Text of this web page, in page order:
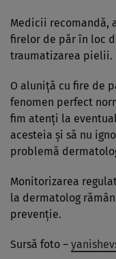
Medicii recomandă,
firelor de păr în loc
traumatizarea pielii.
O aluniță cu fire de
fenomen perfect
fim atenți la
acesteia și să nu
problemă
Monitorizarea
la dermatolog
prevenție.
Sursă foto –